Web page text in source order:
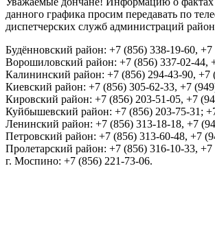
данного графика просим передавать по
диспетчерских служб администраций
Будённовский район: +7 (856) 338-19-60, +7
Ворошиловский район: +7 (856) 337-02-44,
Калининский район: +7 (856) 294-43-90, +7
Киевский район: +7 (856) 305-62-33, +7
Кировский район: +7 (856) 203-51-05, +7
Куйбышевский район: +7 (856) 203-75-31;
Ленинский район: +7 (856) 313-18-18, +7
Петровский район: +7 (856) 313-60-48, +7
Пролетарский район: +7 (856) 316-10-33, +7
г. Моспино: +7 (856) 221-73-06.